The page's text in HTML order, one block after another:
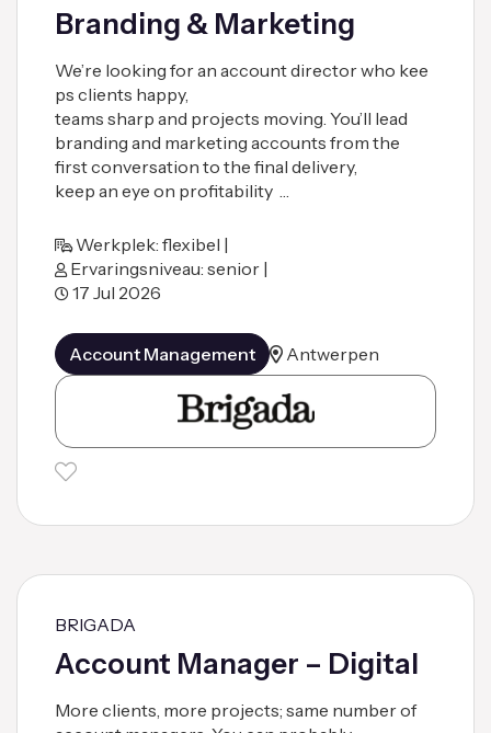
Branding & Marketing
We’re looking for an account director who kee
ps clients happy,
teams sharp and projects moving. You’ll lead
branding and marketing accounts from the
first conversation to the final delivery,
keep an eye on profitability …
Werkplek: flexibel |
Ervaringsniveau: senior |
17 Jul 2026
Account Management Antwerpen
BRIGADA
Account Manager – Digital
More clients, more projects; same number of